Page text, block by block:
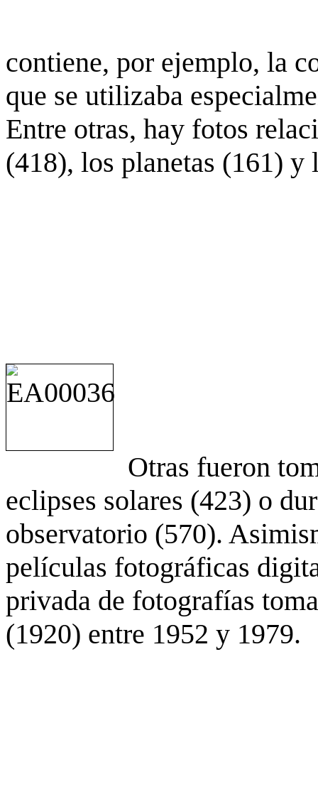
contiene, por ejemplo, la
que se utilizaba
Entre otras, hay fotos
(418), los planetas (161) y
Otras fueron
eclipses solares (423) o
observatorio (570).
películas fotográficas
privada de fotografías
(1920) entre 1952 y 1979.